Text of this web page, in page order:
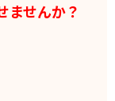
ませんか？